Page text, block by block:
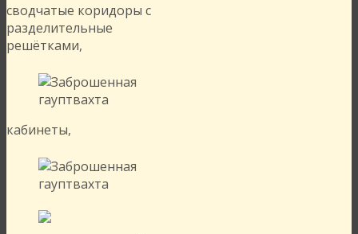
сводчатые коридоры с
разделительные
решётками,
кабинеты,